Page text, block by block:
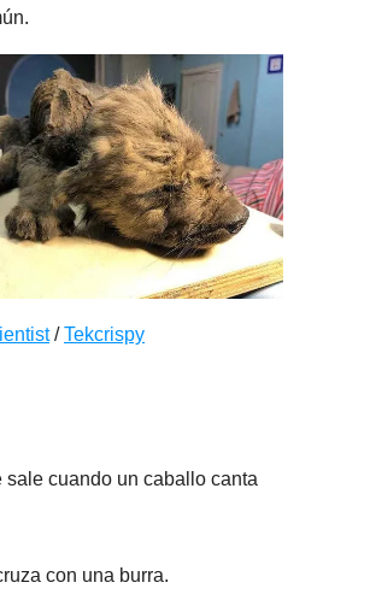
/Tekcrispy
sale cuando un caballo canta
con una burra.